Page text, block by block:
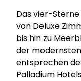
Das vier-
von Deluxe
bis hin zu
der
entsprechen
Palladium